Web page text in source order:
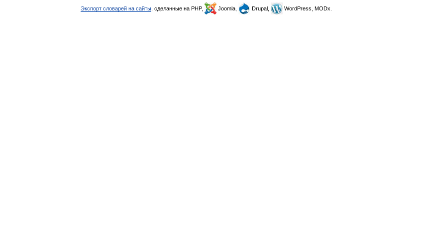
Экспорт словарей на сайты , сделанные на PHP, Joomla, Drupal, WordPress, MODx.